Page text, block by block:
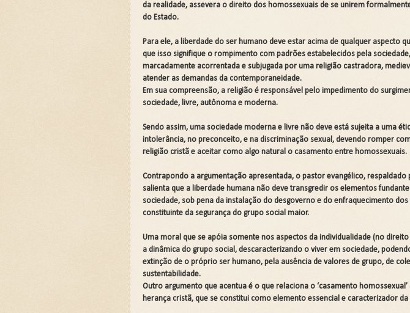
🌧️PRIMEIRA CAMPANHA: Caminhos de Gratidão e
📚SEGUNDA CAMPANHA: O CÓDIGO DA
📚TERCEIRA CAMPANHA 2026: As Doenças da Alma.
🛡️CAMPANHA: Superando Gigantes da Alma. Clique na
🌧️A IMPORTÂNCIA DA VIDA DA IGREJA PARA A
da realidade, assevera o direito dos homossexuais de se unirem
do Estado.
Para ele, a liberdade do ser humano deve estar acima de qualquer aspecto
que isso signifique o rompimento com padrões estabelecidos pela
marcadamente acorrentada e subjugada por uma religião castradora,
atender as demandas da contemporaneidade.
Em sua compreensão, a religião é responsável pelo impedimento do
sociedade, livre, autônoma e moderna.
Sendo assim, uma sociedade moderna e livre não deve está sujeita a uma
intolerância, no preconceito, e na discriminação sexual, devendo romper
religião cristã e aceitar como algo natural o casamento entre homossexuais.
Contrapondo a argumentação apresentada, o pastor evangélico,
salienta que a liberdade humana não deve transgredir os elementos
sociedade, sob pena da instalação do desgoverno e do enfraquecimento
constituinte da segurança do grupo social maior.
Uma moral que se apóia somente nos aspectos da individualidade (no
a dinâmica do grupo social, descaracterizando o viver em sociedade,
extinção de o próprio ser humano, pela ausência de valores de grupo, de
sustentabilidade.
Outro argumento que acentua é o que relaciona o ‘casamento
herança cristã, que se constitui como elemento essencial e caracterizador